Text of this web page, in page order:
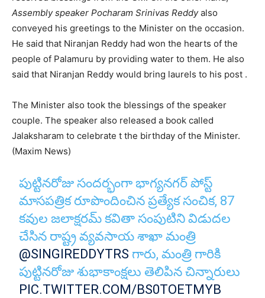
Assembly speaker Pocharam Srinivas Reddyalso
conveyed his greetings to the Minister on the occasion.
He said that Niranjan Reddy had won the hearts of the
people of Palamuru by providing water to them. He also
said that Niranjan Reddy would bring laurels to his post .
The Minister also took the blessings of the speaker
couple. The speaker also released a book called
Jalaksharam to celebrate t the birthday of the Minister.
(Maxim News)
పుట్టినరోజు సందర్భంగా భాగ్యనగర్ పోస్ట్
మాసపత్రిక రూపొందించిన ప్రత్యేక సంచిక, 87
కవుల జలాక్షరమ్ కవితా సంపుటిని విడుదల
చేసిన రాష్ట్ర వ్యవసాయ శాఖా మంత్రి
@SINGIREDDYTRS గారు, మంత్రి గారికి
పుట్టినరోజు శుభాకాంక్షలు తెలిపిన చిన్నారులు
PIC.TWITTER.COM/BS0TOETMYB